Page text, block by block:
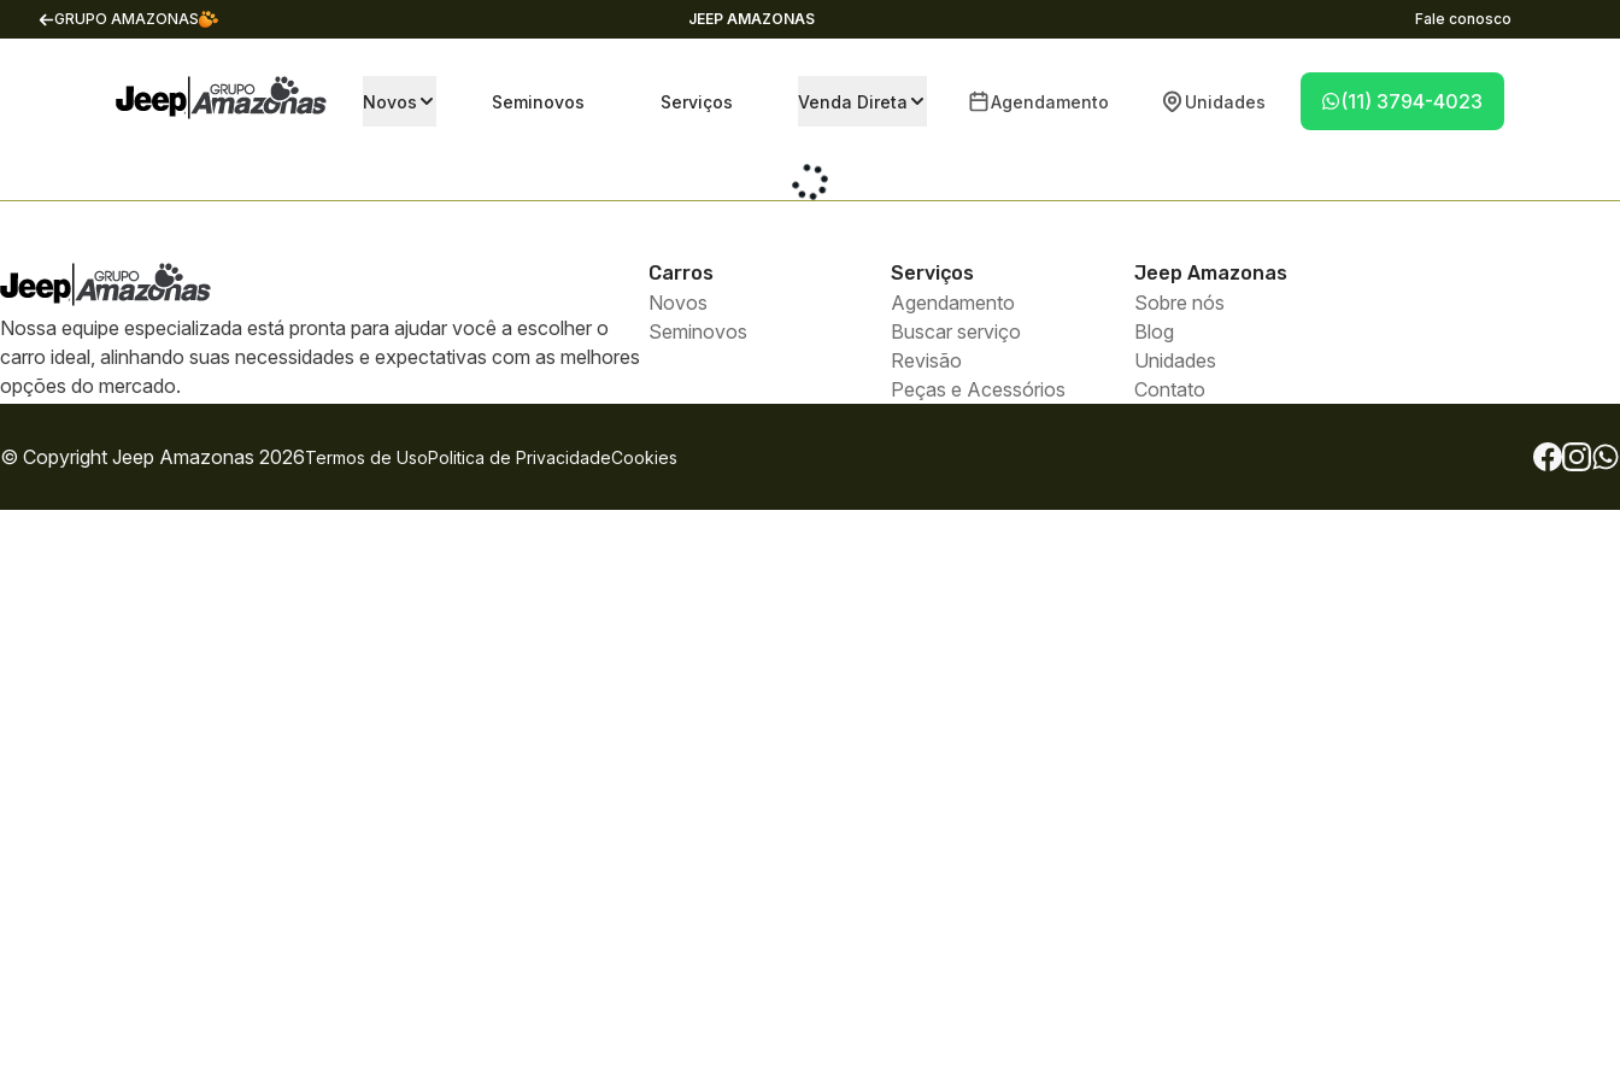
GRUPO AMAZONAS JEEP AMAZONAS Fale conosco
Novos Seminovos Serviços Venda Direta Agendamento Unidades (11) 3794-4023
Nossa equipe especializada está pronta para ajudar você a escolher o
carro ideal, alinhando suas necessidades e expectativas com as melhores
opções do mercado.
Carros
Novos
Seminovos
Serviços
Agendamento
Buscar serviço
Revisão
Peças e Acessórios
Jeep Amazonas
Sobre nós
Blog
Unidades
Contato
© Copyright Jeep Amazonas 2026Termos de UsoPolitica de PrivacidadeCookies